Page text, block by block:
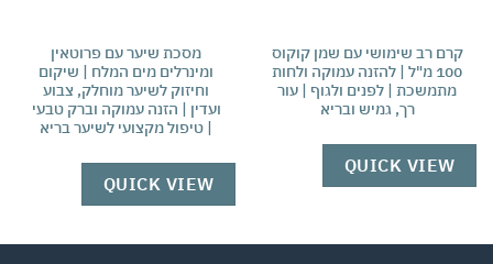
רב שימושי עם שמן קוקוס
100 מ"ל | להזנה עמוקה ולחות
מתמשכת | לפנים ולגוף | עור
רך, גמיש ובריא
QUICK VIEW
מסכת שיער עם פרוטאין
ומינרלים מים המלח | שיקום
וחיזוק לשיער מוחלק, צבוע
ועדין | הזנה עמוקה וברק טבעי
| טיפול מקצועי לשיער בריא
QUICK VIEW